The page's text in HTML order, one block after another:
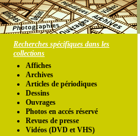
Recherches spécifiques dans les
collections
Affiches
Archives
Articles de périodiques
Dessins
Ouvrages
Photos en accés réservé
Revues de presse
Vidéos (DVD et VHS)